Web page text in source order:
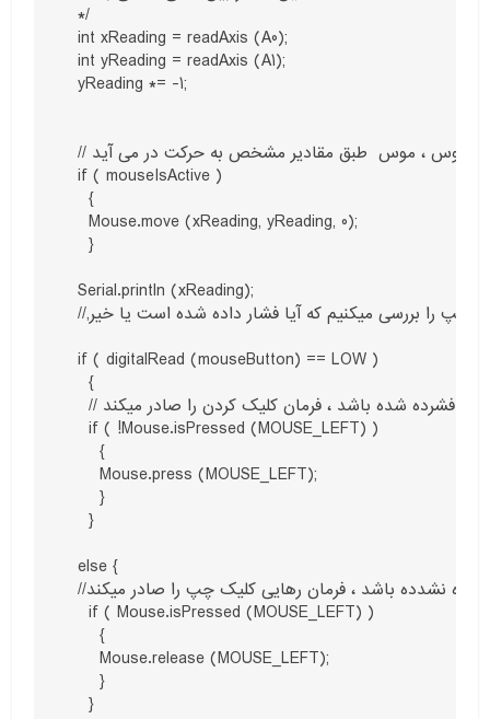
  */
  int xReading = readAxis (A0);
  int yReading = readAxis (A1);
  yReading *= -1;
  // در صورت فعال بودن موس ، موس  طبق مقادیر مشخص به حرکت در می آید
  if ( mouseIsActive )
    {
    Mouse.move (xReading, yReading, 0);
    }
  Serial.println (xReading);
  //,وضعیت کلیک چپ را بررسی میکنیم که آیا فشار داده شده است یا خیر
  if ( digitalRead (mouseButton) == LOW )
    {
    // اگر فشرده شده باشد ، فرمان کلیک کردن را صادر میکند
    if ( !Mouse.isPressed (MOUSE_LEFT) )
      {
      Mouse.press (MOUSE_LEFT);
      }
    }
  else {
  //در صورتی که کلیک چپ فشرده نشدده باشد ، فرمان رهایی کلیک چپ را صادر میکند
    if ( Mouse.isPressed (MOUSE_LEFT) )
      {
      Mouse.release (MOUSE_LEFT);
      }
    }